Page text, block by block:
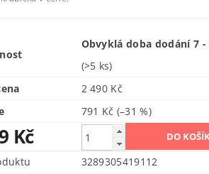
Obvyklá doba dodání 7 -
(>5 ks)
2 490 Kč
791 Kč (–31 %)
Kč
3289305419112